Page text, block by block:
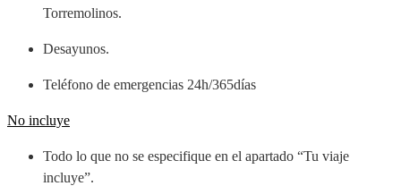
Torremolinos.
Desayunos.
Teléfono de emergencias 24h/365días
No incluye
Todo lo que no se especifique en el apartado “Tu viaje
incluye”.